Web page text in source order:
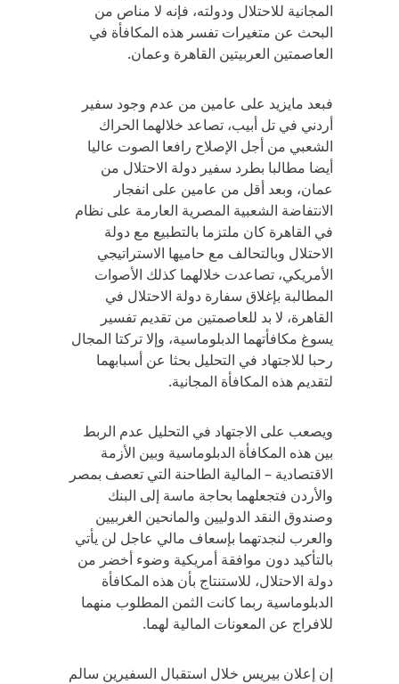
المجانية للاحتلال ودولته، فإنه لا مناص من
البحث عن متغيرات تفسر هذه المكافأة في
العاصمتين العربيتين القاهرة وعمان.
فبعد مايزيد على عامين من عدم وجود سفير
أردني في تل أبيب، تصاعد خلالهما الحراك
الشعبي من أجل الإصلاح رافعا الصوت عاليا
أيضا مطالبا بطرد سفير دولة الاحتلال من
عمان، وبعد أقل من عامين على انفجار
الانتفاضة الشعبية المصرية العارمة على نظام
في القاهرة كان ملتزما بالتطبيع مع دولة
الاحتلال وبالتحالف مع حاميها الاستراتيجي
الأمريكي، تصاعدت خلالهما كذلك الأصوات
المطالبة بإغلاق سفارة دولة الاحتلال في
القاهرة، لا بد للعاصمتين من تقديم تفسير
يسوغ مكافأتهما الدبلوماسية، وإلا تركتا المجال
رحبا للاجتهاد في التحليل بحثا عن أسبابهما
لتقديم هذه المكافأة المجانية.
ويصعب على الاجتهاد في التحليل عدم الربط
بين هذه المكافأة الدبلوماسية وبين الأزمة
الاقتصادية – المالية الطاحنة التي تعصف بمصر
والأردن فتجعلهما بحاجة ماسة إلى البنك
وصندوق النقد الدوليين والمانحين الغربيين
والعرب لنجدتهما بإسعاف مالي عاجل لن يأتي
بالتأكيد دون موافقة أمريكية وضوء أخضر من
دولة الاحتلال، للاستنتاج بأن هذه المكافأة
الدبلوماسية ربما كانت الثمن المطلوب منهما
للافراج عن المعونات المالية لهما.
إن إعلان بيريس خلال استقبال السفيرين سالم